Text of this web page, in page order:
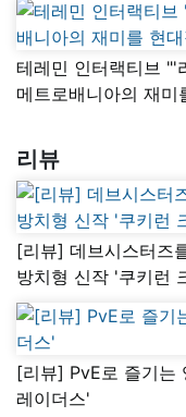
테레민 인터랙티브 "'
메트로배니아의 재미
리뷰
[리뷰] 데브시스터즈
방치형 신작 '쿠키런
[리뷰] PvE로 즐기는
레이더스'